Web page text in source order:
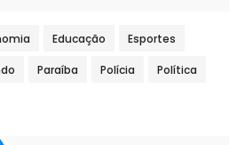
Educação Esportes
Paraíba Polícia Política